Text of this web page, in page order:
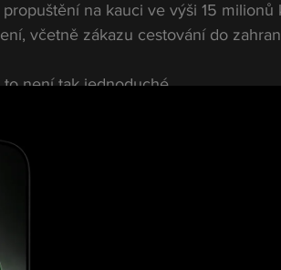
na kauci ve výši 15
včetně zákazu cestování do
to není tak jednoduché.
z vyšetřování může státní zástupce
A právě to je případ Vémoly.
dostává opakovaně
dostupných informací vycestoval